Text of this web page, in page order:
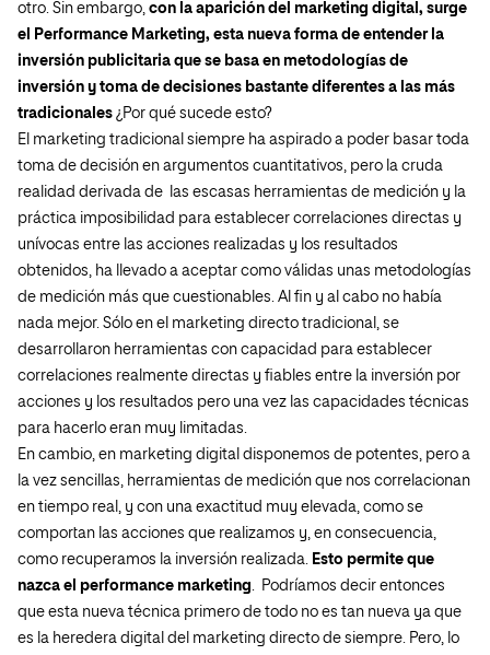
otro. Sin embargo, con la aparición del marketing digital, surge
el Performance Marketing, esta nueva forma de entender la
inversión publicitaria que se basa en metodologías de
inversión y toma de decisiones bastante diferentes a las más
tradicionales ¿Por qué sucede esto?
El marketing tradicional siempre ha aspirado a poder basar toda
toma de decisión en argumentos cuantitativos, pero la cruda
realidad derivada de las escasas herramientas de medición y la
práctica imposibilidad para establecer correlaciones directas y
unívocas entre las acciones realizadas y los resultados
obtenidos, ha llevado a aceptar como válidas unas metodologías
de medición más que cuestionables. Al fin y al cabo no había
nada mejor. Sólo en el marketing directo tradicional, se
desarrollaron herramientas con capacidad para establecer
correlaciones realmente directas y fiables entre la inversión por
acciones y los resultados pero una vez las capacidades técnicas
para hacerlo eran muy limitadas.
En cambio, en marketing digital disponemos de potentes, pero a
la vez sencillas, herramientas de medición que nos correlacionan
en tiempo real, y con una exactitud muy elevada, como se
comportan las acciones que realizamos y, en consecuencia,
como recuperamos la inversión realizada. Esto permite que
nazca el performance marketing. Podríamos decir entonces
que esta nueva técnica primero de todo no es tan nueva ya que
es la heredera digital del marketing directo de siempre. Pero, lo